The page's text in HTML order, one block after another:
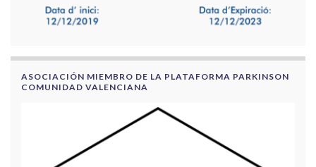
ASOCIACIÓN MIEMBRO DE LA PLATAFORMA PARKINSON
COMUNIDAD VALENCIANA